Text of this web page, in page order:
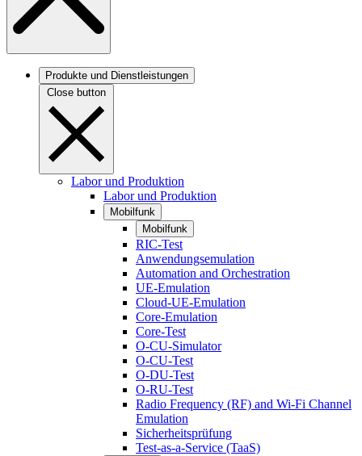
Produkte und Dienstleistungen
Close button
Labor und Produktion
Labor und Produktion
Mobilfunk
Mobilfunk
RIC-Test
Anwendungsemulation
Automation and Orchestration
UE-Emulation
Cloud-UE-Emulation
Core-Emulation
Core-Test
O-CU-Simulator
O-CU-Test
O-DU-Test
O-RU-Test
Radio Frequency (RF) and Wi-Fi Channel
Emulation
Sicherheitsprüfung
Test-as-a-Service (TaaS)